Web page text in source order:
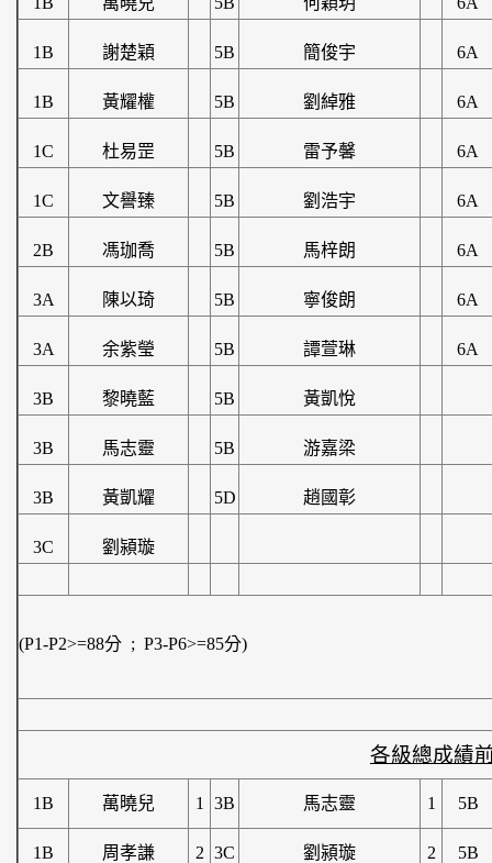
1B 謝楚穎 5B 簡俊宇 6A
1B 黃耀權 5B 劉綽雅 6A
1C 杜易罡 5B 雷予馨 6A
1C 文譽臻 5B 劉浩宇 6A
2B 馮珈喬 5B 馬梓朗 6A
3A 陳以琦 5B 寧俊朗 6A
3A 余紫瑩 5B 譚萱琳 6A
3B 黎曉藍 5B 黃凱悅
3B 馬志靈 5B 游嘉梁
3B 黃凱耀 5D 趙國彰
3C 劉潁璇
(P1-P2>=88分 ; P3-P6>=85分)
各級總成績
1B 萬曉兒 1 3B 馬志靈 1 5B
1B 周孝謙 2 3C 劉潁璇 2 5B